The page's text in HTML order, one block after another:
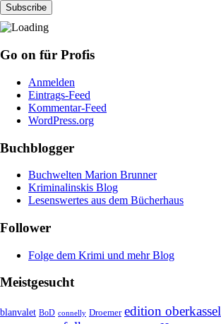
Go on für Profis
Anmelden
Eintrags-Feed
Kommentar-Feed
WordPress.org
Buchblogger
Buchwelten Marion Brunner
Kriminalinskis Blog
Lesenswertes aus dem Bücherhaus
Follower
Folge dem Krimi und mehr Blog
Meistgesucht
blanvalet BoD connelly Droemer edition oberkassel